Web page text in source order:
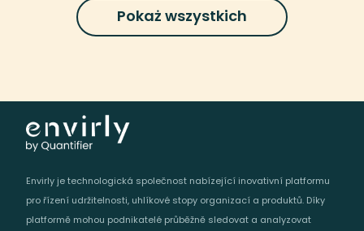
Pokaż wszystkich
Envirly je technologická společnost nabízející inovativní platformu
pro řízení udržitelnosti, uhlíkové stopy organizací a produktů. Díky
platformě mohou podnikatelé průběžně sledovat a analyzovat